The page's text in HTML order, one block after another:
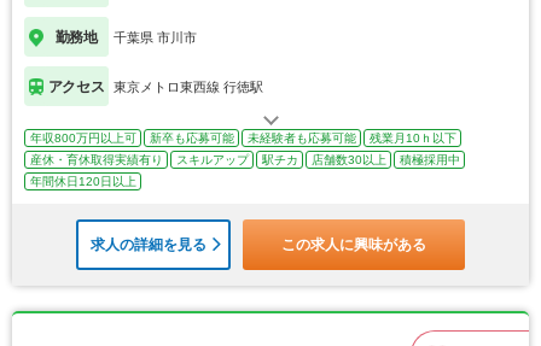
勤務地 千葉県 市川市
アクセス 東京メトロ東西線 行徳駅
年収800万円以上可 新卒も応募可能 未経験者も応募可能
残業月10ｈ以下
産休・育休取得実績有り
スキルアップ 駅チカ 店舗数30以上
積極採用中
年間休日120日以上
求人の詳細を見る この求人に興味がある